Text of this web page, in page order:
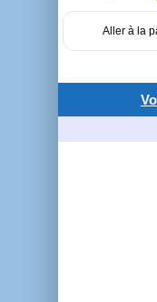
Aller à la